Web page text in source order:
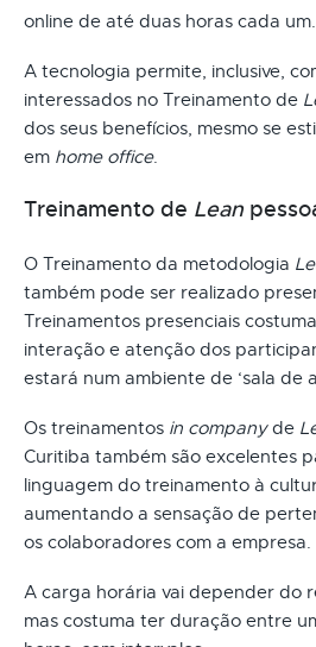
online de até duas horas cada um.
A tecnologia permite, inclusive,
interessados no Treinamento de
dos seus benefícios, mesmo se
em home office.
Treinamento de Lean
O Treinamento da metodologia
também pode ser realizado
Treinamentos presenciais
interação e atenção dos
estará num ambiente de ‘sala de
Os treinamentos in companyde
Curitiba também são excelentes
linguagem do treinamento à
aumentando a sensação de
os colaboradores com a empresa.
A carga horária vai depender do
mas costuma ter duração entre